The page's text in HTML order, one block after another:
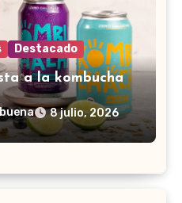
Destacado
a la kombucha
8 julio, 2026